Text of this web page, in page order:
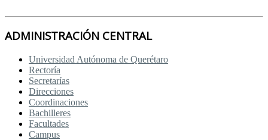
ADMINISTRACIÓN CENTRAL
Universidad Autónoma de Querétaro
Rectoría
Secretarías
Direcciones
Coordinaciones
Bachilleres
Facultades
Campus